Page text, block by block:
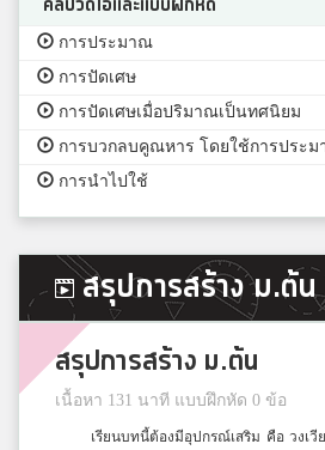
การประมาณ
การปัดเศษ
การปัดเศษเมื่อปริมาณเป็นทศนิยม
การบวกลบคูณหาร โดยใช้การประ
การนำไปใช้
สรุปการสร้าง ม.ต้น
สรุปการสร้าง ม.ต้น
เนื้อหา 131 นาที แบบฝึกหัด 0 ข้อ
เรียนบทนี้ต้องมีอุปกรณ์เสริม คือ วงเวี